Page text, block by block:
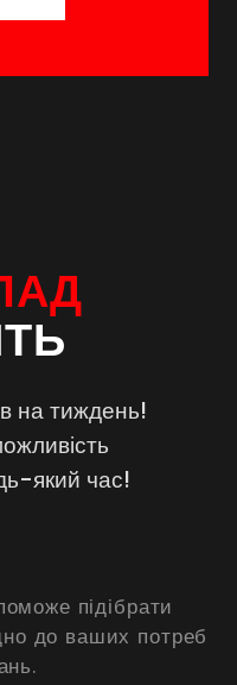
на тиждень!
який час!
підібрати
до ваших потреб